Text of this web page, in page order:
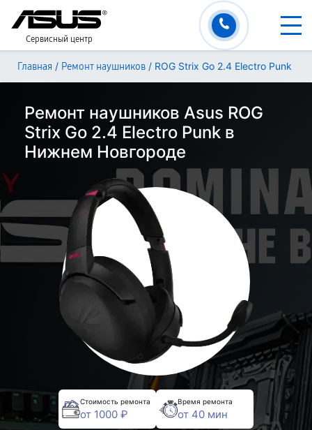
Сервисный центр
Главная / Ремонт наушников / ROG Strix Go 2.4 Electro Punk
Ремонт наушников Asus ROG
Strix Go 2.4 Electro Punk в
Нижнем Новгороде
Стоимость ремонта
от 1000 ₽
Время ремонта
от 40 мин